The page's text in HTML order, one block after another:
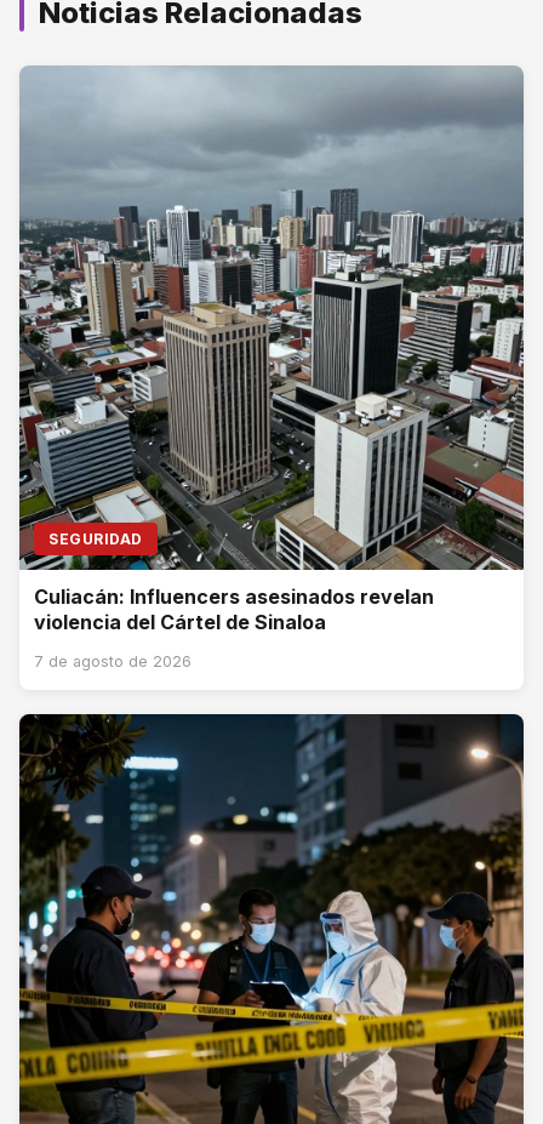
Noticias Relacionadas
SEGURIDAD
Culiacán: Influencers asesinados revelan
violencia del Cártel de Sinaloa
7 de agosto de 2026